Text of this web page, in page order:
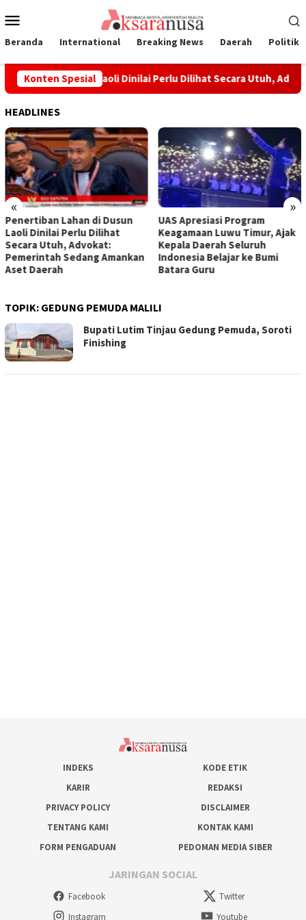
ke
Mobile
Beranda International Breaking News Daerah Politik
Konten Spesial
Lahan di Dusun Laoli Dinilai Perlu Dilihat Secara Utuh,
HEADLINES
« »
Penertiban Lahan di Dusun
Laoli Dinilai Perlu Dilihat
Secara Utuh, Advokat:
Pemerintah Sedang Amankan
Aset Daerah
UAS Apresiasi Program
Keagamaan Luwu Timur, Ajak
Kepala Daerah Seluruh
Indonesia Belajar ke Bumi
Batara Guru
TOPIK: GEDUNG PEMUDA MALILI
Bupati Lutim Tinjau Gedung Pemuda, Soroti
Finishing
INDEKS
KODE ETIK
KARIR
REDAKSI
PRIVACY POLICY
DISCLAIMER
TENTANG KAMI
KONTAK KAMI
FORM PENGADUAN
PEDOMAN MEDIA SIBER
JARINGAN SOCIAL
Facebook
Twitter
Instagram
Youtube